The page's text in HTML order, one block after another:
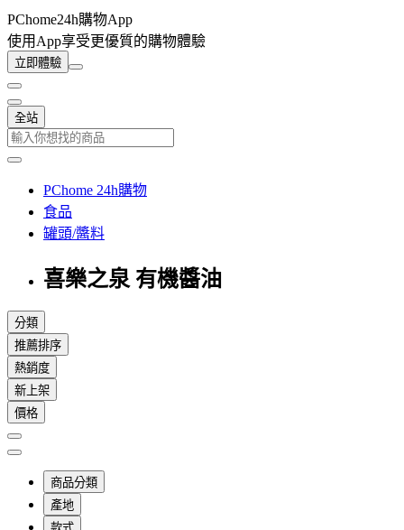
PChome24h購物App
使用App享受更優質的購物體驗
立即體驗
全站
PChome 24h購物
食品
罐頭/醬料
喜樂之泉 有機醬油
分類
推薦排序
熱銷度
新上架
價格
商品分類
產地